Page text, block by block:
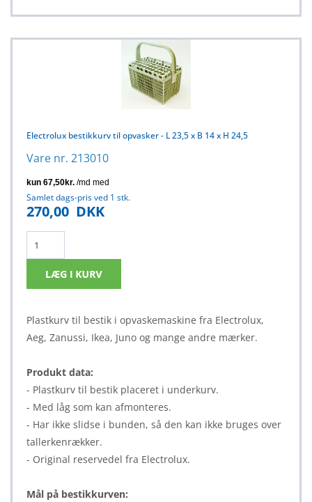
Electrolux bestikkurv til opvasker - L 23,5 x B 14 x H 24,5
Vare nr. 213010
Samlet dags-pris ved 1 stk.
270,00 DKK
Plastkurv til bestik i opvaskemaskine fra Electrolux,
Aeg, Zanussi, Ikea, Juno og mange andre mærker.
Produkt data:
- Plastkurv til bestik placeret i underkurv.
- Med låg som kan afmonteres.
- Har ikke slidse i bunden, så den kan ikke bruges over
tallerkenrækker.
- Original reservedel fra Electrolux.
Mål på bestikkurven: